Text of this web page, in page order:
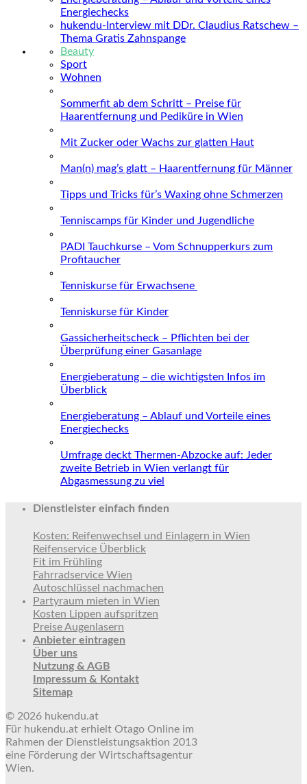
Energiechecks
hukendu-Interview mit DDr. Claudius Ratschew –
Thema Gratis Zahnspange
Beauty
Sport
Wohnen
Sommerfit ab dem Schritt – Preise für
Haarentfernung und Pediküre in Wien
Mit Zucker oder Wachs zur glatten Haut
Man(n) mag’s glatt – Haarentfernung für Männer
Tipps und Tricks für’s Waxing ohne Schmerzen
Tenniscamps für Kinder und Jugendliche
PADI Tauchkurse – Vom Schnupperkurs zum
Profitaucher
Tenniskurse für Erwachsene
Tenniskurse für Kinder
Gassicherheitscheck – Pflichten bei der
Überprüfung einer Gasanlage
Energieberatung – die wichtigsten Infos im
Überblick
Energieberatung – Ablauf und Vorteile eines
Energiechecks
Umfrage deckt Thermen-Abzocke auf: Jeder
zweite Betrieb in Wien verlangt für
Abgasmessung zu viel
Dienstleister einfach finden
Kosten: Reifenwechsel und Einlagern in Wien
Reifenservice Überblick
Fit im Frühling
Fahrradservice Wien
Autoschlüssel nachmachen
Partyraum mieten in Wien
Kosten Lippen aufspritzen
Preise Augenlasern
Anbieter eintragen
Über uns
Nutzung & AGB
Impressum & Kontakt
Sitemap
© 2026 hukendu.at
Für hukendu.at erhielt Otago Online im
Rahmen der Dienstleistungsaktion 2013
eine Förderung der Wirtschaftsagentur
Wien.